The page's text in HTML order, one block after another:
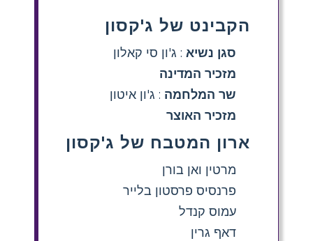
הקבינט של ג'קסון
סגן נשיא : ג'ון סי קאלון
מזכיר המדינה
שר המלחמה : ג'ון איטון
מזכיר האוצר
ארון המטבח של ג'קסון
מרטין ואן בורן
פרנסיס פרסטון בלייר
עמוס קנדל
דאף גרין